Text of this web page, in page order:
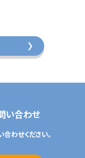
い合わせ
わせください。